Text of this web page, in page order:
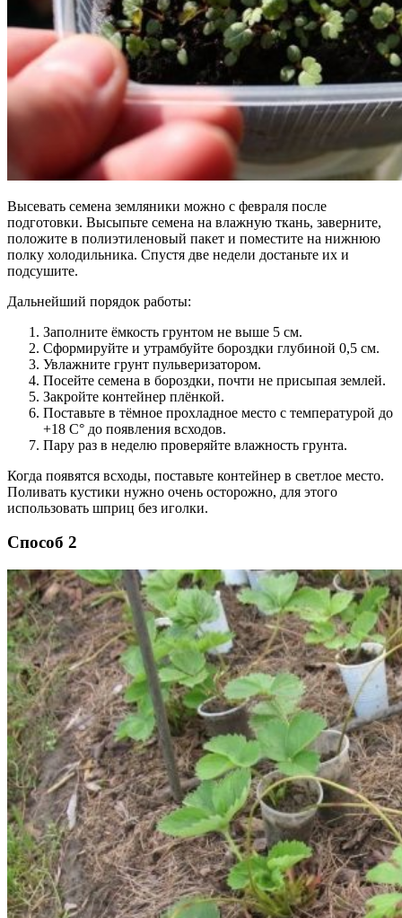
Высевать семена земляники можно с февраля после
подготовки. Высыпьте семена на влажную ткань, заверните,
положите в полиэтиленовый пакет и поместите на нижнюю
полку холодильника. Спустя две недели достаньте их и
подсушите.
Дальнейший порядок работы:
Заполните ёмкость грунтом не выше 5 см.
Сформируйте и утрамбуйте бороздки глубиной 0,5 см.
Увлажните грунт пульверизатором.
Посейте семена в бороздки, почти не присыпая землей.
Закройте контейнер плёнкой.
Поставьте в тёмное прохладное место с температурой до
+18 С° до появления всходов.
Пару раз в неделю проверяйте влажность грунта.
Когда появятся всходы, поставьте контейнер в светлое место.
Поливать кустики нужно очень осторожно, для этого
использовать шприц без иголки.
Способ 2